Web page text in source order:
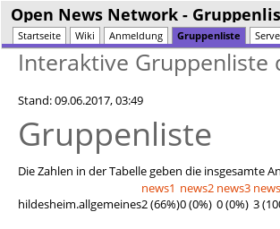
Open News Network -
Startseite Wiki Anmeldung Gruppenliste
Interaktive Gruppenliste
Stand: 09.06.2017, 03:49
Gruppenliste
Die Zahlen in der Tabelle geben die insgesamte
news1 news2 news3
hildesheim.allgemeines2 (66%)0 (0%) 0 (0%) 3